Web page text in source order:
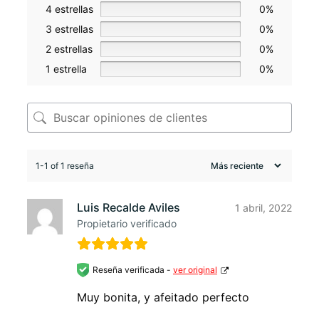
4 estrellas
0%
3 estrellas
0%
2 estrellas
0%
1 estrella
0%
1-1 of 1 reseña
Luis Recalde Aviles
Propietario verificado
1 abril, 2022
Reseña verificada - ver original
Muy bonita, y afeitado perfecto